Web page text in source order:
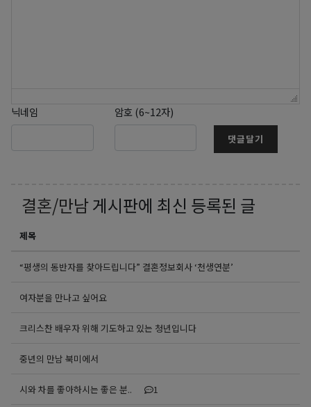
닉네임 암호 (6~12자)
댓글달기
결혼/만남 게시판에 최신 등록된 글
제목
“평생의 동반자를 찾아드립니다” 결혼정보회사 ‘천생연분’
여자분을 만나고 싶어요
크리스찬 배우자 위해 기도하고 있는 청년입니다
중년의 만남 북미에서
시와 차를 좋아하시는 좋은 분.. 1